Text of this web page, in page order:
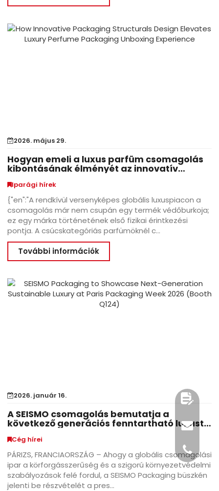
2026. május 29.
Hogyan emeli a luxus parfüm csomagolás
kibontásának élményét az innovatív
Iparági hírek
{"en":"A rendkívül versenyképes globális luxuspiacon a
csomagolás már nem csupán egy termék védőburkoja;
ez egy márka történetének első fizikai érintkezési
pontja. A csúcskategóriás parfümöknél c...
További információk
2026. január 16.
A SEISMO csomagolás bemutatja a
következő generációs fenntartható luxust
(stand: Q124)
Cég hírei
PÁRIZS, FRANCIAORSZÁG – Ahogy a globális csomagolási
ipar a körforgásszerűség és a szigorú környezetvédelmi
szabályozások felé fordul, a SEISMO Packaging büszkén
jelenti be részvételét a pres...